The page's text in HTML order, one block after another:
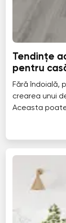
Tendințe
pentru
Fără îndoială,
crearea unui
Aceasta